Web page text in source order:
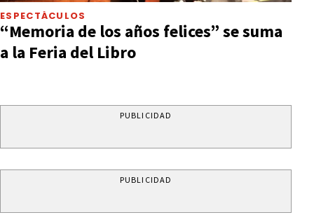
ESPECTÁCULOS
“Memoria de los años felices” se suma
a la Feria del Libro
PUBLICIDAD
PUBLICIDAD